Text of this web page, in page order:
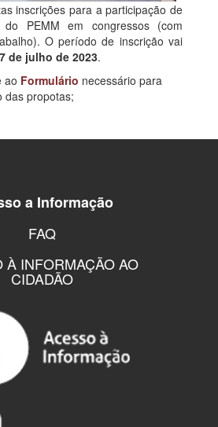
inscrições para a participação de
PEMM em congressos (com
O período de inscrição vai
de julho de 2023.
ao Formulário necessário para
das propotas;
a Informação
FAQ
À INFORMAÇÃO AO
CIDADÃO